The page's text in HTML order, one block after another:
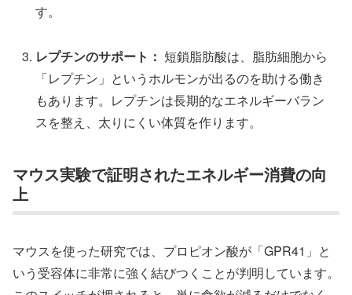
す。
レプチンのサポート： 短鎖脂肪酸は、脂肪細胞から
「レプチン」というホルモンが出るのを助ける働き
もあります。レプチンは長期的なエネルギーバラン
スを整え、太りにくい体質を作ります。
マウス実験で証明されたエネルギー消費の向
上
マウスを使った研究では、プロピオン酸が「GPR41」と
いう受容体に非常に強く結びつくことが判明しています。